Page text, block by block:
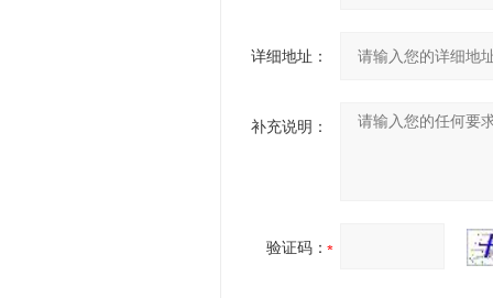
详细地址：
补充说明：
验证码：